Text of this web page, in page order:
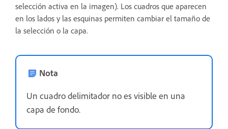
selección activa en la imagen). Los cuadros que aparecen
en los lados y las esquinas permiten cambiar el tamaño de
la selección o la capa.
Nota
Un cuadro delimitador no es visible en una
capa de fondo.